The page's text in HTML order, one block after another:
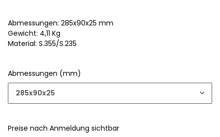
Abmessungen: 285x90x25 mm
Gewicht: 4,11 Kg
Material: S.355/S.235
Abmessungen (mm)
285x90x25
Preise nach Anmeldung sichtbar